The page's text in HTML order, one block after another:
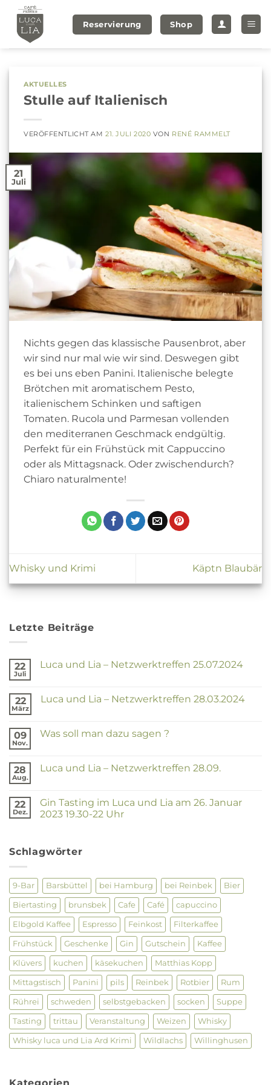
Zum
Inhalt
springen
Reservierung Shop
AKTUELLES
Stulle auf Italienisch
VERÖFFENTLICHT AM21. JULI 2020 VON RENÉ RAMMELT
21
Juli
Nichts gegen das klassische Pausenbrot, aber
wir sind nur mal wie wir sind. Deswegen gibt
es bei uns eben Panini. Italienische belegte
Brötchen mit aromatischem Pesto,
italienischem Schinken und saftigen
Tomaten. Rucola und Parmesan vollenden
den mediterranen Geschmack endgültig.
Perfekt für ein Frühstück mit Cappuccino
oder als Mittagsnack. Oder zwischendurch?
Chiaro naturalmente!
Whisky und Krimi Käptn Blaubär
Letzte Beiträge
22
Juli
Luca und Lia – Netzwerktreffen 25.07.2024
Luca
Netzwerktreffen
25.07.2024
22
März
Luca und Lia – Netzwerktreffen 28.03.2024
Luca
Netzwerktreffen
28.03.2024
09
Nov.
Was soll man dazu sagen ?
Was
sagen
?
28
Aug.
Luca und Lia – Netzwerktreffen 28.09.
Luca
und
Lia
22
Dez.
Gin Tasting im Luca und Lia am 26. Januar
2023 19.30-22 Uhr
Gin
Tasting
und
Lia
am
26.
Januar
2023
19.30-
22
Uhr
Schlagwörter
9-Bar Barsbüttel bei Hamburg bei Reinbek Bier
Biertasting brunsbek Cafe Café capuccino
Elbgold Kaffee Espresso Feinkost Filterkaffee
Frühstück Geschenke Gin Gutschein Kaffee
Klüvers kuchen käsekuchen Matthias Kopp
Mittagstisch Panini pils Reinbek Rotbier Rum
Rührei schweden selbstgebacken socken Suppe
Tasting trittau Veranstaltung Weizen Whisky
Whisky luca und Lia Ard Krimi Wildlachs Willinghusen